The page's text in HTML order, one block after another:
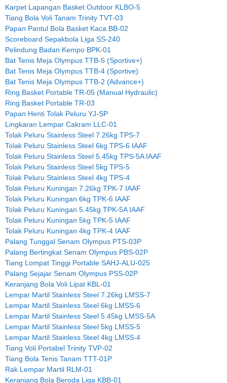
Karpet Lapangan Basket Outdoor KLBO-5
Tiang Bola Voli Tanam Trinity TVT-03
Papan Pantul Bola Basket Kaca BB-02
Scoreboard Sepakbola Liga SS-240
Pelindung Badan Kempo BPK-01
Bat Tenis Meja Olympus TTB-5 (Sportive+)
Bat Tenis Meja Olympus TTB-4 (Sportive)
Bat Tenis Meja Olympus TTB-2 (Advance+)
Ring Basket Portable TR-05 (Manual Hydraulic)
Ring Basket Portable TR-03
Papan Henti Tolak Peluru YJ-SP
Lingkaran Lempar Cakram LLC-01
Tolak Peluru Stainless Steel 7.26kg TPS-7
Tolak Peluru Stainless Steel 6kg TPS-6 IAAF
Tolak Peluru Stainless Steel 5.45kg TPS-5A IAAF
Tolak Peluru Stainless Steel 5kg TPS-5
Tolak Peluru Stainless Steel 4kg TPS-4
Tolak Peluru Kuningan 7.26kg TPK-7 IAAF
Tolak Peluru Kuningan 6kg TPK-6 IAAF
Tolak Peluru Kuningan 5.45kg TPK-5A IAAF
Tolak Peluru Kuningan 5kg TPK-5 IAAF
Tolak Peluru Kuningan 4kg TPK-4 IAAF
Palang Tunggal Senam Olympus PTS-03P
Palang Bertingkat Senam Olympus PBS-02P
Tiang Lompat Tinggi Portable SAHJ-ALU-025
Palang Sejajar Senam Olympus PSS-02P
Keranjang Bola Voli Lipat KBL-01
Lempar Martil Stainless Steel 7.26kg LMSS-7
Lempar Martil Stainless Steel 6kg LMSS-6
Lempar Martil Stainless Steel 5.45kg LMSS-5A
Lempar Martil Stainless Steel 5kg LMSS-5
Lempar Martil Stainless Steel 4kg LMSS-4
Tiang Voli Portabel Trinity TVP-02
Tiang Bola Tenis Tanam TTT-01P
Rak Lempar Martil RLM-01
Keranjang Bola Beroda Liga KBB-01